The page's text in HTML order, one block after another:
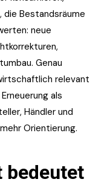
die Bestandsräume
neue
Genau
relevant
als
Händler und
Orientierung.
bedeutet